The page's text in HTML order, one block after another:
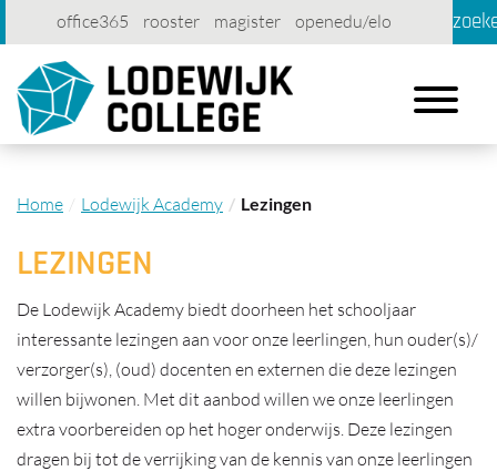
office365 rooster magister
openedu/elo
account
contact printen
Toggle
Home Lodewijk Academy Lezingen
LEZINGEN
De Lodewijk Academy biedt doorheen het schooljaar
interessante lezingen aan voor onze leerlingen, hun ouder(s)/
verzorger(s), (oud) docenten en externen die deze lezingen
willen bijwonen. Met dit aanbod willen we onze leerlingen
extra voorbereiden op het hoger onderwijs. Deze lezingen
dragen bij tot de verrijking van de kennis van onze leerlingen